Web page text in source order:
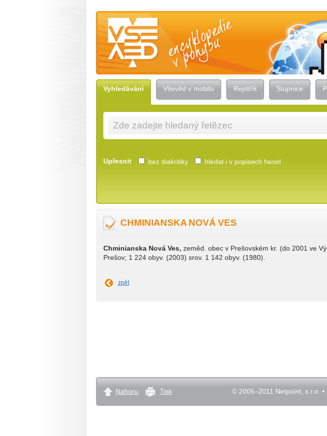
Vševěd — encyklopedie v pohybu
Vyhledávání Vševěd v mobilu Rejstřík Stupnice
Upřesnit bez diakritiky hledat i v popisech hesel
CHMINIANSKA NOVÁ VES
Chminianska Nová Ves, zeměd. obec v Prešovském kr. (do 2001 ve
Prešov; 1 224 obyv. (2003) srov. 1 142 obyv. (1980).
zpět
© 2005–2011 Netpoint, s.r.o. •
Nahoru Tisk